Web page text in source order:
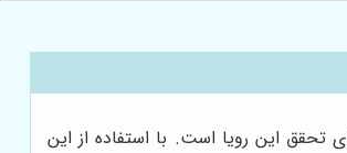
تحقق این رویا است. با استفاده از این